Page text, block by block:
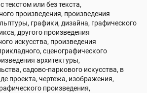
текстом или без текста,
произведения, произведения
графики, дизайна, графического
другого произведения
искусства, произведения
сценографического
архитектуры,
садово-паркового искусства, в
проекта, чертежа, изображения,
произведения,